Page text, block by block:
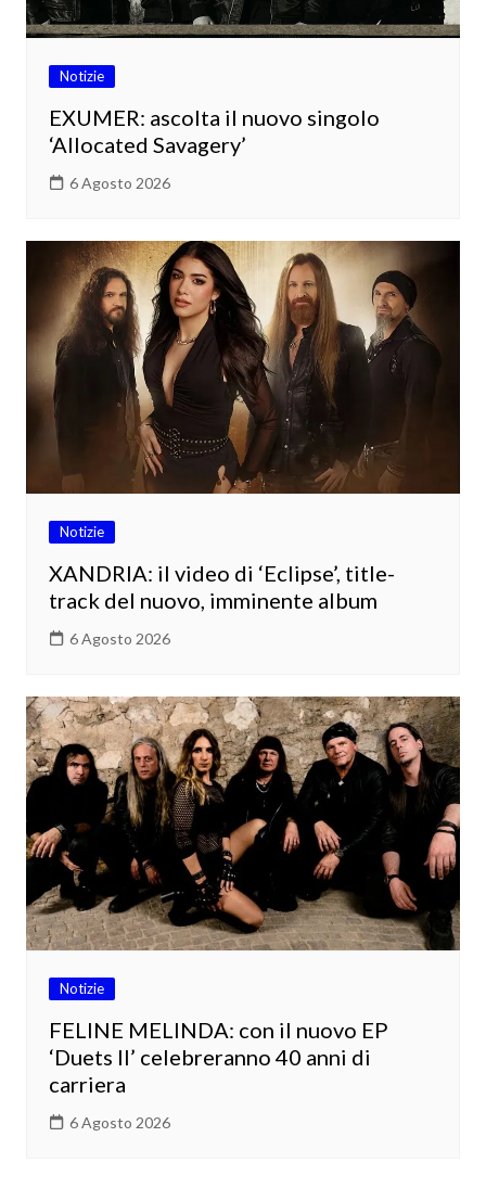
Notizie
EXUMER: ascolta il nuovo singolo
‘Allocated Savagery’
6 Agosto 2026
Notizie
XANDRIA: il video di ‘Eclipse’, title-
track del nuovo, imminente album
6 Agosto 2026
Notizie
FELINE MELINDA: con il nuovo EP
‘Duets II’ celebreranno 40 anni di
carriera
6 Agosto 2026